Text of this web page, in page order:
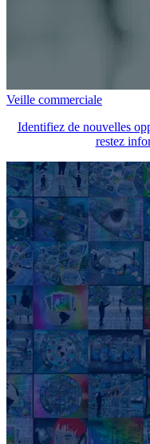
Veille commerciale
Identifiez de nouvelles
restez